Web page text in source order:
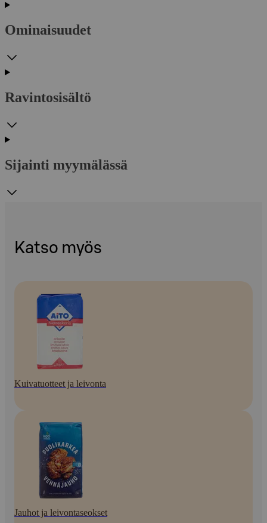
Ominaisuudet
Ravintosisältö
Sijainti myymälässä
Katso myös
Kuivatuotteet ja leivonta
Jauhot ja leivontaseokset